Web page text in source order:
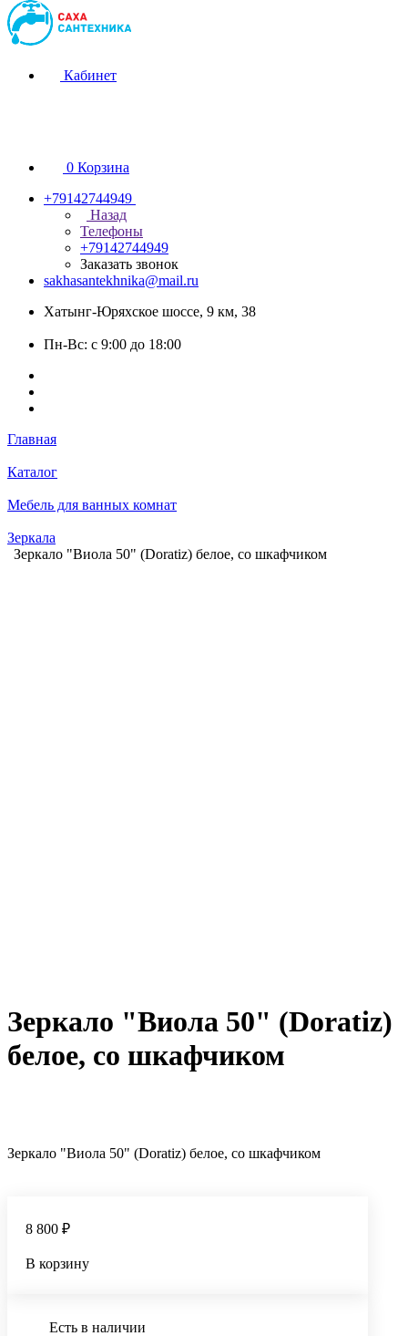
Кабинет
0 Корзина
+79142744949
Назад
Телефоны
+79142744949
Заказать звонок
sakhasantekhnika@mail.ru
Хатынг-Юряхское шоссе, 9 км, 38
Пн-Вс: с 9:00 до 18:00
Главная
Каталог
Мебель для ванных комнат
Зеркала
Зеркало "Виола 50" (Doratiz) белое, со шкафчиком
Зеркало "Виола 50" (Doratiz)
белое, со шкафчиком
Зеркало "Виола 50" (Doratiz) белое, со шкафчиком
8 800 ₽
В корзину
Есть в наличии